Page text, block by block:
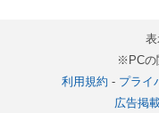
表
※PCの
利用規約 - プライ
広告掲